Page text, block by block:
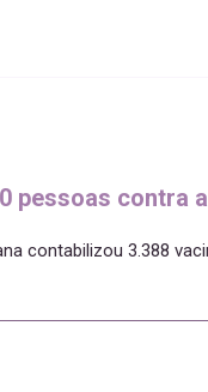
pessoas contra
contabilizou 3.388